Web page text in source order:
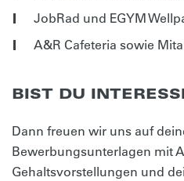
JobRad und EGYM
A&R Cafeteria sowie
BIST DU
Dann freuen wir uns auf
Bewerbungsunterlagen mit
Gehaltsvorstellungen und